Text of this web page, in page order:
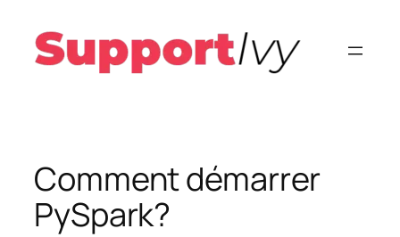
contenu
Comment démarrer
PySpark?